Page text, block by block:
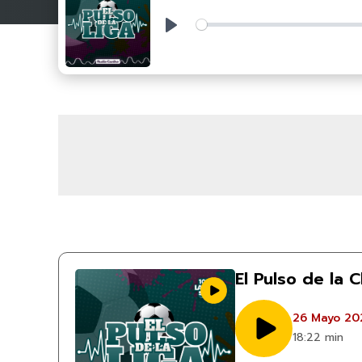
Play
El Pulso de la
26 Mayo
18:22 min